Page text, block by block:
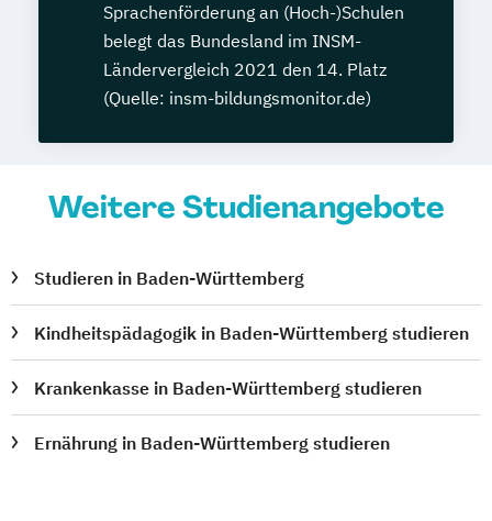
Sprachenförderung an (Hoch-)Schulen
belegt das Bundesland im INSM-
Ländervergleich 2021 den 14. Platz
(Quelle: insm-bildungsmonitor.de)
Weitere Studienangebote
Studieren in Baden-Württemberg
Kindheitspädagogik in Baden-Württemberg studieren
Krankenkasse in Baden-Württemberg studieren
Ernährung in Baden-Württemberg studieren